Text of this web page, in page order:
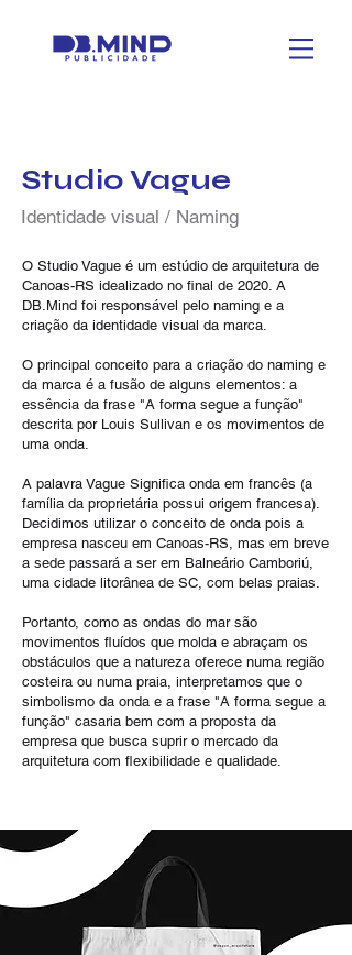
Studio Vague
Identidade visual / Naming
O Studio Vague é um estúdio de arquitetura de
Canoas-RS idealizado no final de 2020. A
DB.Mind foi responsável pelo naming e a
criação da identidade visual da marca.
O principal conceito para a criação do naming e
da marca é a fusão de alguns elementos: a
essência da frase "A forma segue a função"
descrita por Louis Sullivan e os movimentos de
uma onda.
A palavra Vague Significa onda em francês (a
família da proprietária possui origem francesa).
Decidimos utilizar o conceito de onda pois a
empresa nasceu em Canoas-RS, mas em breve
a sede passará a ser em Balneário Camboriú,
uma cidade litorânea de SC, com belas praias.
Portanto, como as ondas do mar são
movimentos fluídos que molda e abraçam os
obstáculos que a natureza oferece numa região
costeira ou numa praia, interpretamos que o
simbolismo da onda e a frase "A forma segue a
função" casaria bem com a proposta da
empresa que busca suprir o mercado da
arquitetura com flexibilidade e qualidade.